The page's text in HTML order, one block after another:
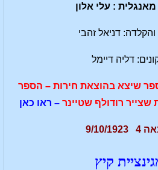
: עלי אלון
דניאל זהבי
דליה דיימל
שיצא בהוצאת חירות – הספר
שצייר רודולף שטיינר – ראו כאן
1923
קיץ